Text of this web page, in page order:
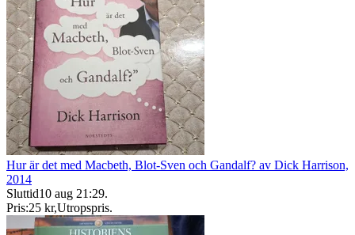
Hur är det med Macbeth, Blot-Sven och Gandalf? av Dick Harrison,
2014
Sluttid10 aug 21:29.
Pris:25 kr,Utropspris.